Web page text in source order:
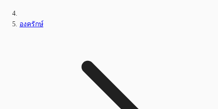
องครักษ์